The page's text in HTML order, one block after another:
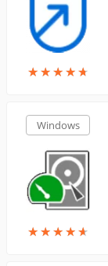
★★★★★
★★★★★
Windows
★★★★★
★★★★★